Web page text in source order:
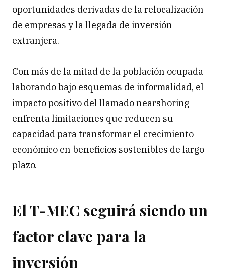
oportunidades derivadas de la relocalización
de empresas y la llegada de inversión
extranjera.
Con más de la mitad de la población ocupada
laborando bajo esquemas de informalidad, el
impacto positivo del llamado nearshoring
enfrenta limitaciones que reducen su
capacidad para transformar el crecimiento
económico en beneficios sostenibles de largo
plazo.
El T-MEC seguirá siendo un
factor clave para la
inversión